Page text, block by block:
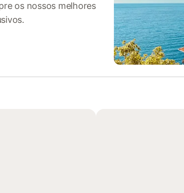
os nossos melhores